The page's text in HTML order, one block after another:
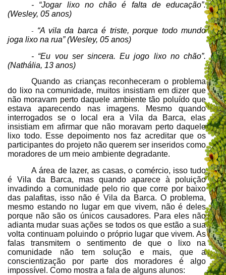
- “Jogar lixo no chão é falta de educação”.
(Wesley, 05 anos)
- “A vila da barca é triste, porque todo mundo
joga lixo na rua” (Wesley, 05 anos)
- “Eu vou ser sincera. Eu jogo lixo no chão”.
(Nathália, 13 anos)
Quando as crianças reconheceram o problema
do lixo na comunidade, muitos insistiam em dizer que
não moravam perto daquele ambiente tão poluído que
estava aparecendo nas imagens. Mesmo quando
interrogados se o local era a Vila da Barca, elas
insistiam em afirmar que não moravam perto daquele
lixo todo. Esse depoimento nos faz acreditar que os
participantes do projeto não querem ser inseridos como
moradores de um meio ambiente degradante.
A área de lazer, as casas, o comércio, isso tudo
é Vila da Barca, mas quando aparece à poluição
invadindo a comunidade pelo rio que corre por baixo
das palafitas, isso não é Vila da Barca. O problema,
mesmo estando no lugar em que vivem, não é deles
porque não são os únicos causadores. Para eles não
adianta mudar suas ações se todos os que estão a sua
volta continuam poluindo o próprio lugar que vivem. As
falas transmitem o sentimento de que o lixo na
comunidade não tem solução e mais, que a
conscientização por parte dos moradores é algo
impossível. Como mostra a fala de alguns alunos: